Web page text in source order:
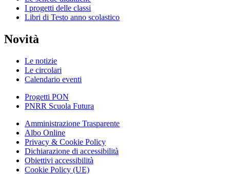
I progetti delle classi
Libri di Testo anno scolastico
Novità
Le notizie
Le circolari
Calendario eventi
Progetti PON
PNRR Scuola Futura
Amministrazione Trasparente
Albo Online
Privacy & Cookie Policy
Dichiarazione di accessibilità
Obiettivi accessibilità
Cookie Policy (UE)